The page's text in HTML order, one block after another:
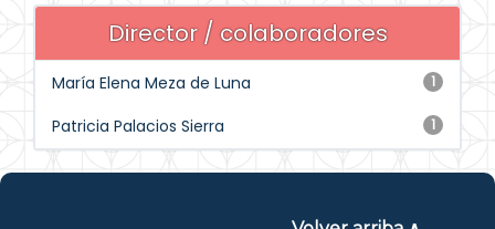
Director / colaboradores
1
María Elena Meza de Luna
1
Patricia Palacios Sierra